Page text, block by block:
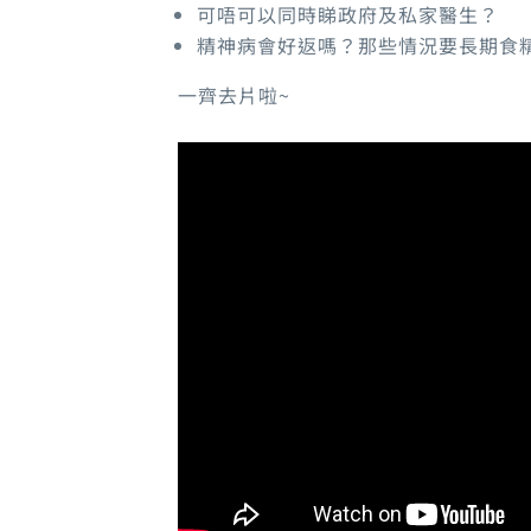
可唔可以同時睇政府及私家醫生？
精神病會好返嗎？那些情況要長期食
一齊去片啦~